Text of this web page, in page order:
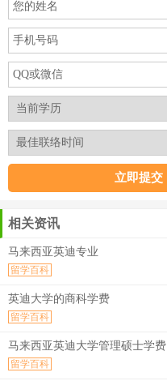
相关资讯
马来西亚英迪专业
留学百科
英迪大学的商科学费
留学百科
马来西亚英迪大学管理硕士学费
留学百科